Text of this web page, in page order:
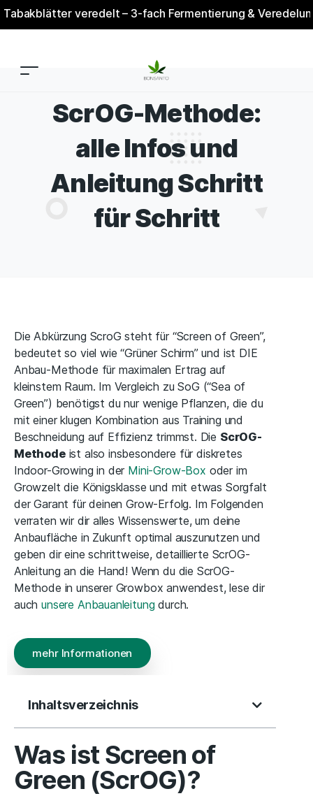
veredelt – 3-fach Fermentierung & Veredelung –
ScrOG-Methode:
alle Infos und
Anleitung Schritt
für Schritt
Die Abkürzung ScroG steht für “Screen of Green”,
bedeutet so viel wie “Grüner Schirm” und ist DIE
Anbau-Methode für maximalen Ertrag auf
kleinstem Raum. Im Vergleich zu SoG (“Sea of
Green”) benötigst du nur wenige Pflanzen, die du
mit einer klugen Kombination aus Training und
Beschneidung auf Effizienz trimmst. Die ScrOG-
Methodeist also insbesondere für diskretes
Indoor-Growing in der Mini-Grow-Box oder im
Growzelt die Königsklasse und mit etwas Sorgfalt
der Garant für deinen Grow-Erfolg. Im Folgenden
verraten wir dir alles Wissenswerte, um deine
Anbaufläche in Zukunft optimal auszunutzen und
geben dir eine schrittweise, detaillierte ScrOG-
Anleitung an die Hand! Wenn du die ScrOG-
Methode in unserer Growbox anwendest, lese dir
auchunsere Anbauanleitung durch.
mehr Informationen
Inhaltsverzeichnis
Was ist Screen of
Green (ScrOG)?